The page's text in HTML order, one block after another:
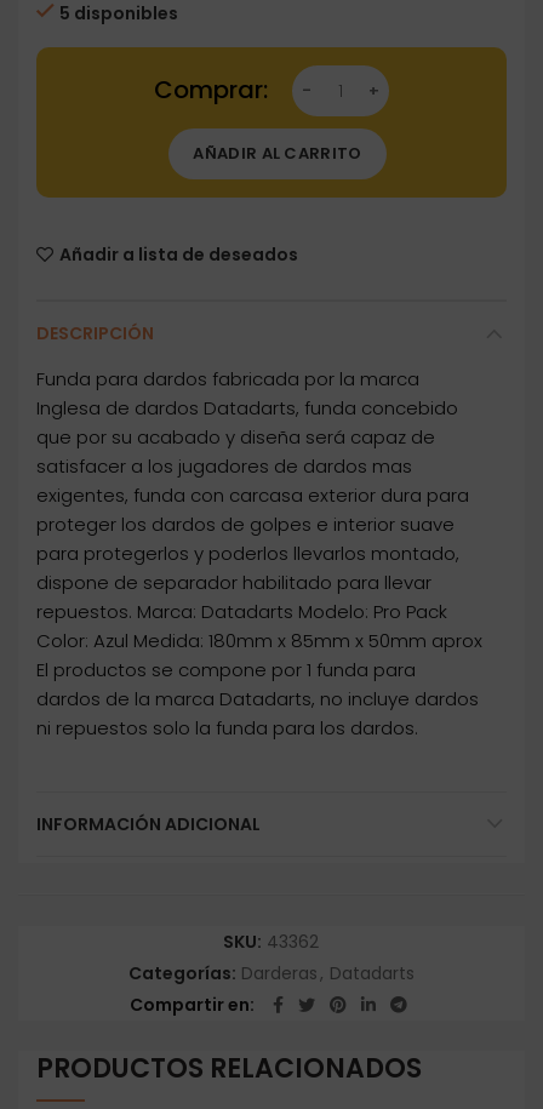
5 disponibles
Dartstore Funda Dardos Datadarts Pro Pack
AÑADIR AL CARRITO
Añadir a lista de deseados
DESCRIPCIÓN
Funda para dardos fabricada por la marca
Inglesa de dardos Datadarts, funda concebido
que por su acabado y diseña será capaz de
satisfacer a los jugadores de dardos mas
exigentes, funda con carcasa exterior dura para
proteger los dardos de golpes e interior suave
para protegerlos y poderlos llevarlos montado,
dispone de separador habilitado para llevar
repuestos. Marca: Datadarts Modelo: Pro Pack
Color: Azul Medida: 180mm x 85mm x 50mm aprox
El productos se compone por 1 funda para
dardos de la marca Datadarts, no incluye dardos
ni repuestos solo la funda para los dardos.
INFORMACIÓN ADICIONAL
SKU: 43362
Categorías: Darderas, Datadarts
Compartir en
PRODUCTOS RELACIONADOS